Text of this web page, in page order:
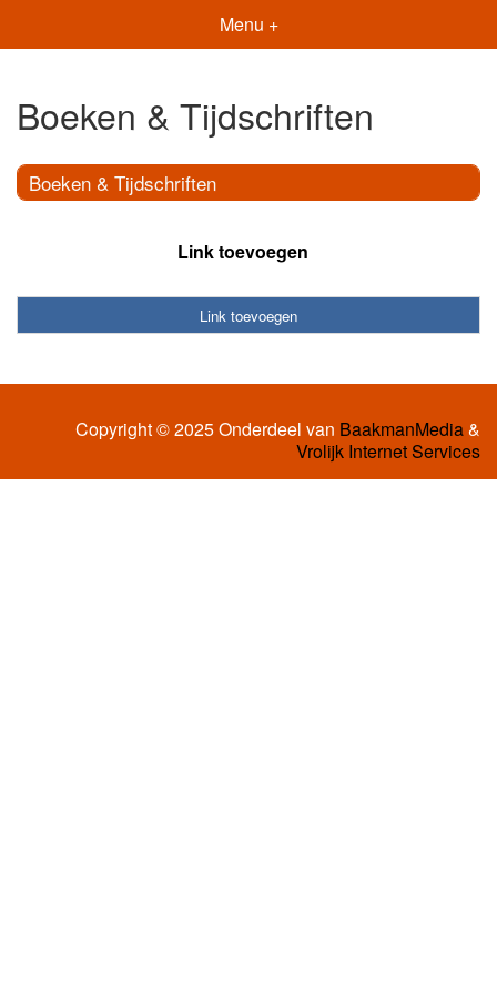
Menu +
Boeken & Tijdschriften
Boeken & Tijdschriften
Link toevoegen
Link toevoegen
Copyright © 2025 Onderdeel van BaakmanMedia&
Vrolijk Internet Services